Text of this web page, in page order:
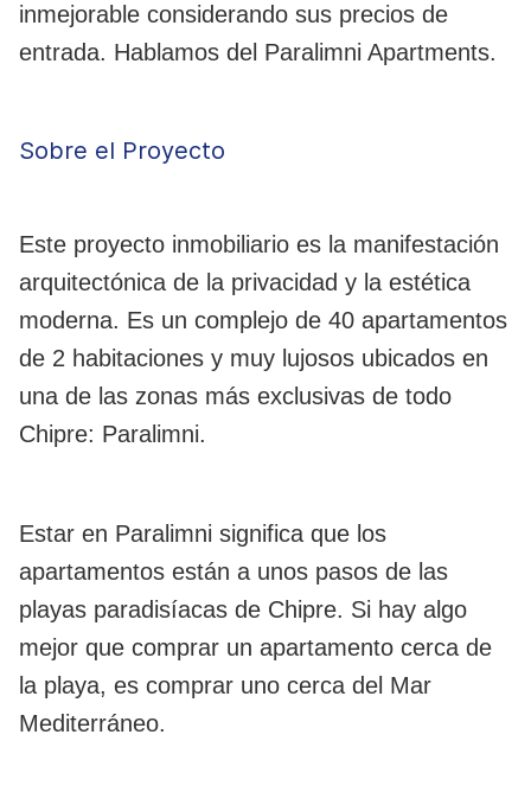
inmejorable considerando sus precios de
entrada. Hablamos del Paralimni Apartments.
Sobre el Proyecto
Este proyecto inmobiliario es la manifestación
arquitectónica de la privacidad y la estética
moderna. Es un complejo de 40 apartamentos
de 2 habitaciones y muy lujosos ubicados en
una de las zonas más exclusivas de todo
Chipre: Paralimni.
Estar en Paralimni significa que los
apartamentos están a unos pasos de las
playas paradisíacas de Chipre. Si hay algo
mejor que comprar un apartamento cerca de
la playa, es comprar uno cerca del Mar
Mediterráneo.